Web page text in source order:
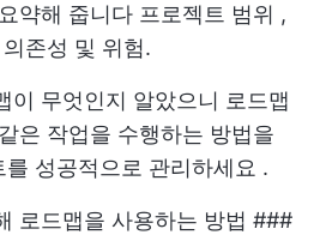
약해 줍니다 프로젝트 범위 ,
의존성 및 위험.
이 무엇인지 알았으니 로드맵
은 작업을 수행하는 방법을
를 성공적으로 관리하세요 .
로드맵을 사용하는 방법 ###